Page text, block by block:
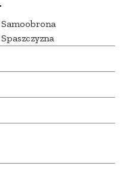
Samoobrona
Spaszczyzna